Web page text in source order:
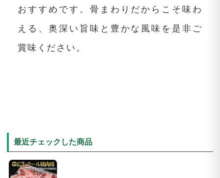
おすすめです。骨まわりだからこそ味わ
える、奥深い旨味と豊かな風味を是非ご
賞味ください。
最近チェックした商品